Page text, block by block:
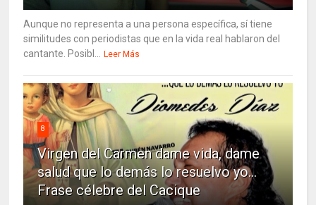
Aunque no representa a una persona específica, sí tiene
similitudes con periodistas que en la vida real hablaron del
cantante. Posibl... Leer Más
8
Virgen del Carmen dame vida, dame
salud que lo demás lo resuelvo yo…
Frase célebre del Cacique